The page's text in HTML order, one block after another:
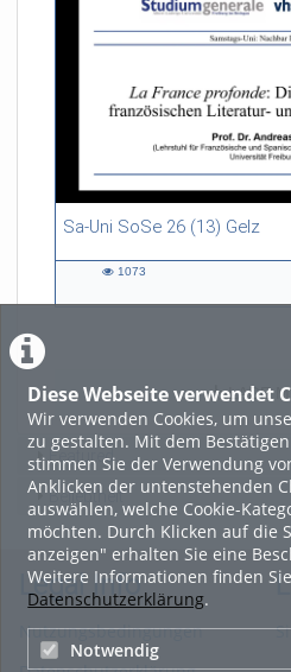
Diese Webseite verwendet
Wir verwenden Cookies, um
zu gestalten. Mit dem
stimmen Sie der Verwendung
Anklicken der untenstehenden
auswählen, welche Cookie-
möchten. Durch Klicken auf die
anzeigen" erhalten Sie eine
Weitere Informationen finden
Datenschutzerklärung.
Notwendig
Sa-Uni SoSe 26 (13) Gelz
55:13 duration
1073
LADE
Featured
Beliebtheit
Legal Info
Nutzungsbedingungen